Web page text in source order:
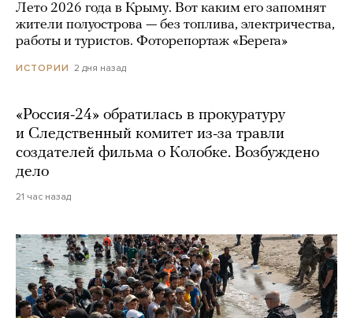
Лето 2026 года в Крыму. Вот каким его запомнят
жители полуострова — без топлива, электричества,
работы и туристов. Фоторепортаж «Берега»
ИСТОРИИ 2 дня назад
«Россия-24» обратилась в прокуратуру
и Следственный комитет из-за травли
создателей фильма о Колобке. Возбуждено
дело
21 час назад